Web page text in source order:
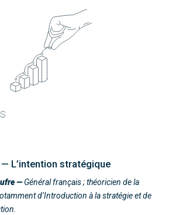
L’intention stratégique
—Général français ; théoricien de la
d’Introduction à la stratégie et de